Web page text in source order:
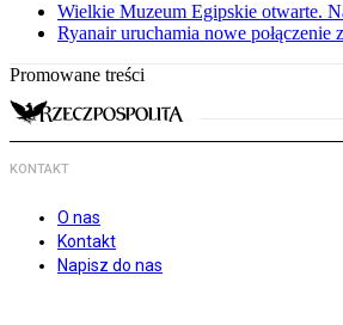
Wielkie Muzeum Egipskie otwarte.
Ryanair uruchamia nowe połączenie
Promowane treści
KONTAKT
O nas
Kontakt
Napisz do nas